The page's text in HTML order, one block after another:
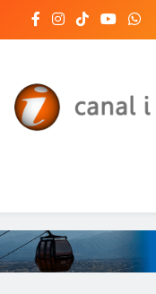
Salta,
mundo, las
del día